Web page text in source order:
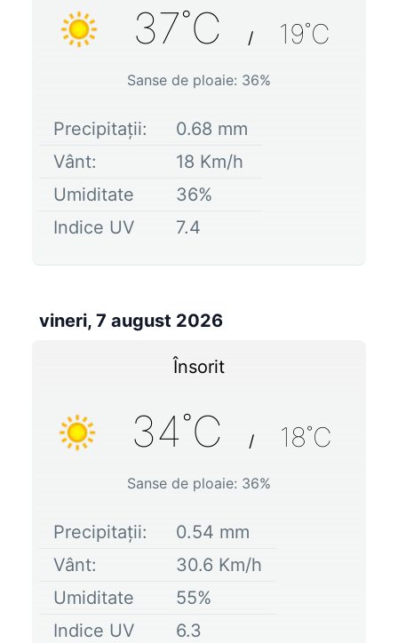
37˚C / 19˚C
Sanse de ploaie: 36%
Precipitații: 0.68 mm
Vânt:
18 Km/h
Umiditate
36%
Indice UV
7.4
vineri, 7 august 2026
Însorit
34˚C / 18˚C
Sanse de ploaie: 36%
Precipitații: 0.54 mm
Vânt:
30.6 Km/h
Umiditate
55%
Indice UV
6.3